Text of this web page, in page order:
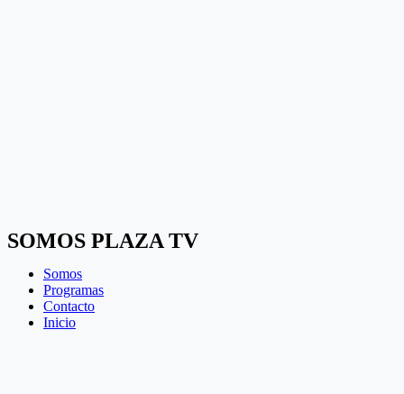
SOMOS PLAZA TV
Somos
Programas
Contacto
Inicio